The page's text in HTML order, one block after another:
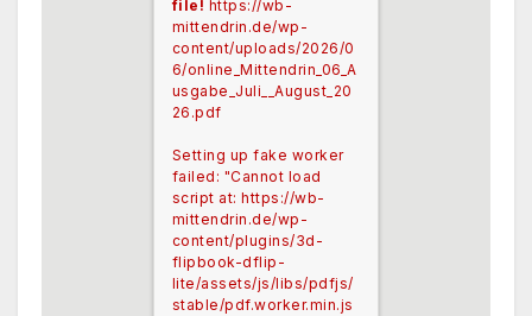
file! https://wb-
mittendrin.de/wp-
content/uploads/2026/0
6/online_Mittendrin_06_A
usgabe_Juli__August_20
26.pdf
Setting up fake worker
failed: "Cannot load
script at: https://wb-
mittendrin.de/wp-
content/plugins/3d-
flipbook-dflip-
lite/assets/js/libs/pdfjs/
stable/pdf.worker.min.js